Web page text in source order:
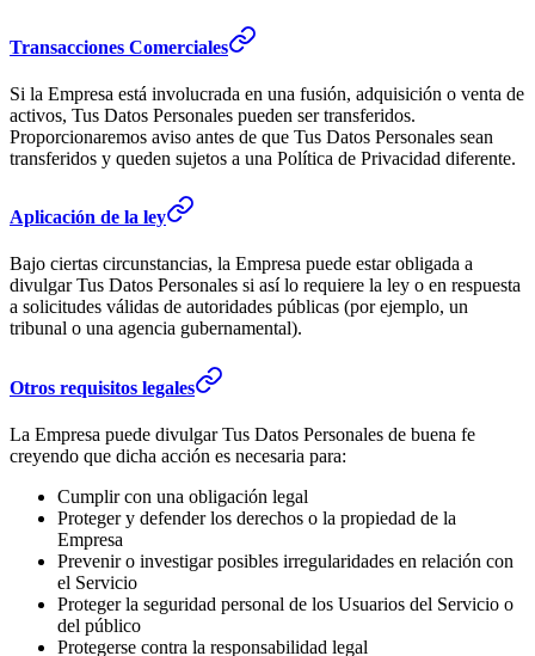
Transacciones Comerciales
Si la Empresa está involucrada en una fusión, adquisición o venta de
activos, Tus Datos Personales pueden ser transferidos.
Proporcionaremos aviso antes de que Tus Datos Personales sean
transferidos y queden sujetos a una Política de Privacidad diferente.
Aplicación de la ley
Bajo ciertas circunstancias, la Empresa puede estar obligada a
divulgar Tus Datos Personales si así lo requiere la ley o en respuesta
a solicitudes válidas de autoridades públicas (por ejemplo, un
tribunal o una agencia gubernamental).
Otros requisitos legales
La Empresa puede divulgar Tus Datos Personales de buena fe
creyendo que dicha acción es necesaria para:
Cumplir con una obligación legal
Proteger y defender los derechos o la propiedad de la
Empresa
Prevenir o investigar posibles irregularidades en relación con
el Servicio
Proteger la seguridad personal de los Usuarios del Servicio o
del público
Protegerse contra la responsabilidad legal